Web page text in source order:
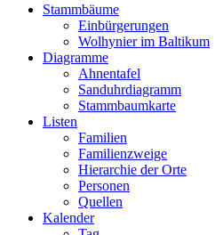
Stammbäume
Einbürgerungen
Wolhynier im Baltikum
Diagramme
Ahnentafel
Sanduhrdiagramm
Stammbaumkarte
Listen
Familien
Familienzweige
Hierarchie der Orte
Personen
Quellen
Kalender